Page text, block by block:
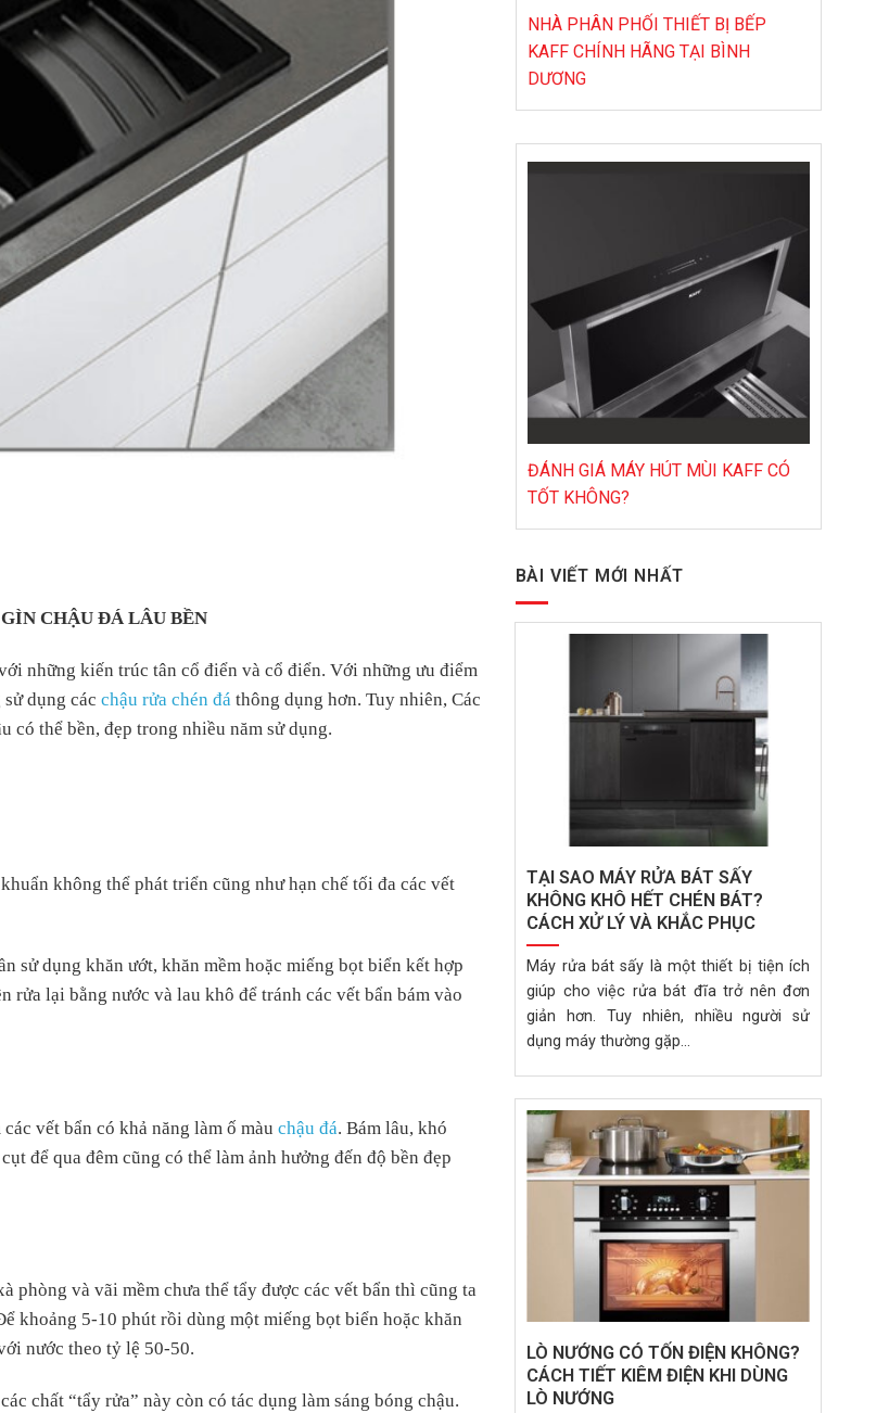
CHẬU ĐÁ LÂU BỀN
những kiến trúc tân cổ điển và cổ điển. Với những ưu điểm
dụng các chậu rửa chén đá thông dụng hơn. Tuy nhiên, Các
có thể bền, đẹp trong nhiều năm sử dụng.
không thể phát triển cũng như hạn chế tối đa các vết
sử dụng khăn ướt, khăn mềm hoặc miếng bọt biển kết hợp
rửa lại bằng nước và lau khô để tránh các vết bẩn bám vào
vết bẩn có khả năng làm ố màu chậu đá. Bám lâu, khó
để qua đêm cũng có thể làm ảnh hưởng đến độ bền đẹp
phòng và vãi mềm chưa thể tẩy được các vết bẩn thì cũng ta
khoảng 5-10 phút rồi dùng một miếng bọt biển hoặc khăn
nước theo tỷ lệ 50-50.
chất “tẩy rửa” này còn có tác dụng làm sáng bóng chậu.
NHÀ PHÂN PHỐI THIẾT BỊ BẾP
KAFF CHÍNH HÃNG TẠI BÌNH
DƯƠNG
ĐÁNH GIÁ MÁY HÚT MÙI KAFF CÓ
TỐT KHÔNG?
BÀI VIẾT MỚI NHẤT
TẠI SAO MÁY RỬA BÁT SẤY
KHÔNG KHÔ HẾT CHÉN BÁT?
CÁCH XỬ LÝ VÀ KHẮC PHỤC
Máy rửa bát sấy là một thiết bị tiện ích
giúp cho việc rửa bát đĩa trở nên đơn
giản hơn. Tuy nhiên, nhiều người sử
dụng máy thường gặp...
LÒ NƯỚNG CÓ TỐN ĐIỆN KHÔNG?
CÁCH TIẾT KIÊM ĐIỆN KHI DÙNG
LÒ NƯỚNG